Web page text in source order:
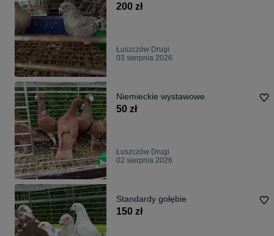
200 zł
Łuszczów Drugi
03 sierpnia 2026
Niemieckie wystawowe
50 zł
Łuszczów Drugi
02 sierpnia 2026
Standardy gołębie
150 zł